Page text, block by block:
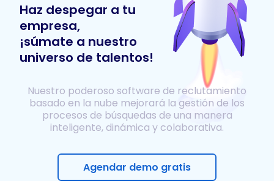
Haz despegar a tu
empresa,
¡súmate a nuestro
universo de talentos!
Nuestro poderoso software de reclutamiento
basado en la nube mejorará la gestión de los
procesos de búsquedas de una manera
inteligente, dinámica y colaborativa.
Agendar demo gratis